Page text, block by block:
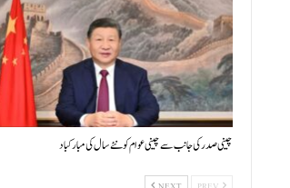
چینی صدر کی جانب سے چینی عوام کو نئے سال کی مبارکباد